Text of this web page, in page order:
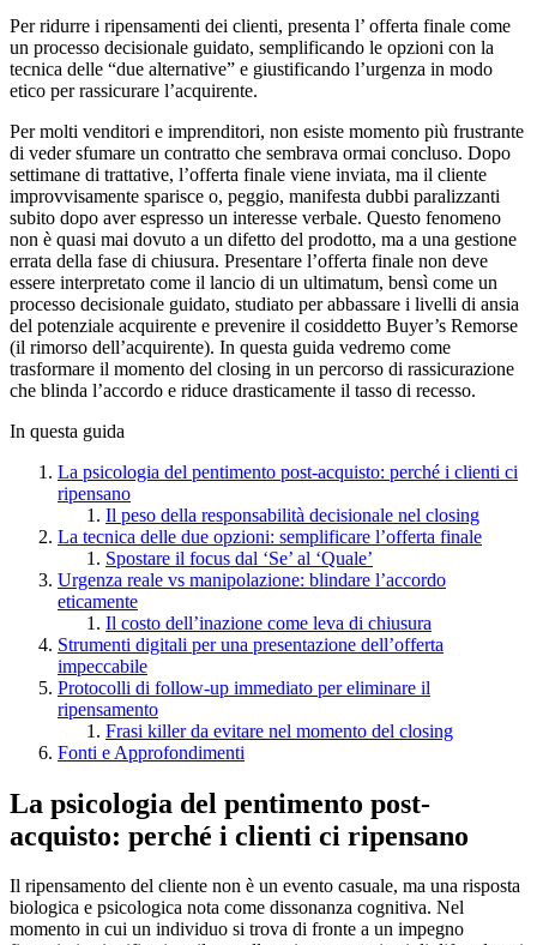
Per ridurre i ripensamenti dei clienti, presenta l’ offerta finale come
un processo decisionale guidato, semplificando le opzioni con la
tecnica delle “due alternative” e giustificando l’urgenza in modo
etico per rassicurare l’acquirente.
Per molti venditori e imprenditori, non esiste momento più frustrante
di veder sfumare un contratto che sembrava ormai concluso. Dopo
settimane di trattative, l’offerta finale viene inviata, ma il cliente
improvvisamente sparisce o, peggio, manifesta dubbi paralizzanti
subito dopo aver espresso un interesse verbale. Questo fenomeno
non è quasi mai dovuto a un difetto del prodotto, ma a una gestione
errata della fase di chiusura. Presentare l’offerta finale non deve
essere interpretato come il lancio di un ultimatum, bensì come un
processo decisionale guidato, studiato per abbassare i livelli di ansia
del potenziale acquirente e prevenire il cosiddetto Buyer’s Remorse
(il rimorso dell’acquirente). In questa guida vedremo come
trasformare il momento del closing in un percorso di rassicurazione
che blinda l’accordo e riduce drasticamente il tasso di recesso.
In questa guida
La psicologia del pentimento post-acquisto: perché i clienti ci
ripensano
Il peso della responsabilità decisionale nel closing
La tecnica delle due opzioni: semplificare l’offerta finale
Spostare il focus dal ‘Se’ al ‘Quale’
Urgenza reale vs manipolazione: blindare l’accordo
eticamente
Il costo dell’inazione come leva di chiusura
Strumenti digitali per una presentazione dell’offerta
impeccabile
Protocolli di follow-up immediato per eliminare il
ripensamento
Frasi killer da evitare nel momento del closing
Fonti e Approfondimenti
La psicologia del pentimento post-
acquisto: perché i clienti ci ripensano
Il ripensamento del cliente non è un evento casuale, ma una risposta
biologica e psicologica nota come dissonanza cognitiva. Nel
momento in cui un individuo si trova di fronte a un impegno